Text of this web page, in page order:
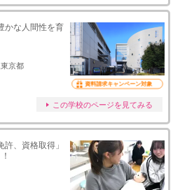
かな人間性を育
京都
資料請求キャンペーン対象
この学校のページを見てみる
、資格取得」